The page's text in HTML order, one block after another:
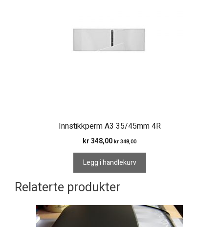
Innstikkperm A3 35/45mm 4R
kr 348,00 kr 348,00
Legg i handlekurv
Relaterte produkter